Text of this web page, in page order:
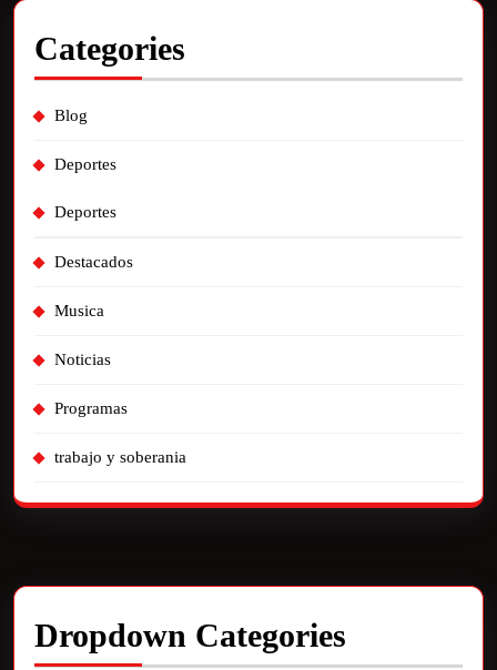
Categories
Blog
Deportes
Deportes
Destacados
Musica
Noticias
Programas
trabajo y soberania
Dropdown Categories